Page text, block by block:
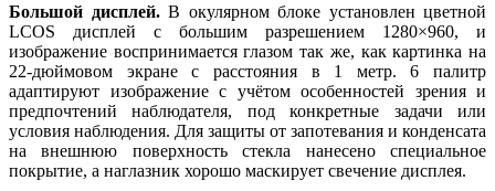
Большой дисплей.В окулярном блоке установлен цветной
LCOS дисплей с большим разрешением 1280×960, и
изображение воспринимается глазом так же, как картинка на
22-дюймовом экране с расстояния в 1 метр. 6 палитр
адаптируют изображение с учётом особенностей зрения и
предпочтений наблюдателя, под конкретные задачи или
условия наблюдения. Для защиты от запотевания и конденсата
на внешнюю поверхность стекла нанесено специальное
покрытие, а наглазник хорошо маскирует свечение дисплея.